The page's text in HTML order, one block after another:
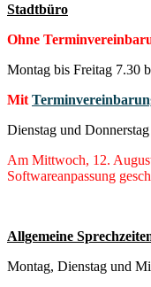
Stadtbüro
Ohne
Montag bis Freitag 7.30
Mit
Dienstag und
Am Mittwoch, 12.
Softwareanpassung
Allgemeine
Montag, Dienstag und